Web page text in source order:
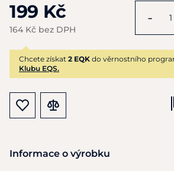
199 Kč
164 Kč bez DPH
-
Chcete získat 2 EQK do věrnostního
Klubu EQS.
Informace o výrobku